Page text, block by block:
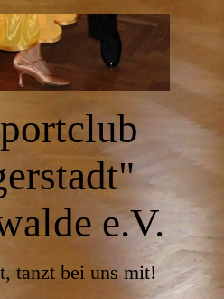
e.V.
tanzt bei uns mit!